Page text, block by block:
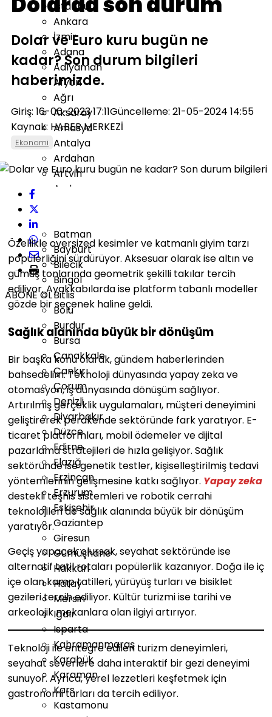
İstanbul
Ankara
İzmir
Adana
Adıyaman
Afyon
Ağrı
Aksaray
Amasya
Antalya
Ardahan
Artvin
Aydın
Batman
Bayburt
Bilecik
Bingöl
Bitlis
Bolu
Burdur
Bursa
Çanakkale
Çankırı
Çorum
Denizli
Diyarbakır
Düzce
Edirne
Elazığ
Erzincan
Erzurum
Eskişehir
Gaziantep
Giresun
Gümüşhane
Hakkari
Hatay
Mersin
Iğdır
Isparta
Kahramanmaraş
Karabük
Karaman
Kars
Kastamonu
Dolar ve Euro kuru bugün ne
kadar? Son durum bilgileri
haberimizde.
Giriş: 16-06-2023 17:11Güncelleme: 21-05-2024 14:55
Kaynak: HABER MERKEZİ
Ekonomi
ABONE OL
Özellikle oversized kesimler ve katmanlı giyim tarzı
popülerliğini sürdürüyor. Aksesuar olarak ise altın ve
gümüş tonlarında geometrik şekilli takılar tercih
ediliyor. Ayakkabılarda ise platform tabanlı modeller
gözde bir seçenek haline geldi.
Sağlık alanında büyük bir dönüşüm
Bir başka konu olarak, gündem haberlerinden
bahsedelim: Teknoloji dünyasında yapay zeka ve
otomasyon, iş dünyasında dönüşüm sağlıyor.
Artırılmış gerçeklik uygulamaları, müşteri deneyimini
geliştirerek perakende sektöründe fark yaratıyor. E-
ticaret platformları, mobil ödemeler ve dijital
pazarlama stratejileri de hızla gelişiyor. Sağlık
sektöründe ise genetik testler, kişiselleştirilmiş tedavi
yöntemlerinin gelişmesine katkı sağlıyor. Yapay zeka
destekli teşhis sistemleri ve robotik cerrahi
teknolojileri de sağlık alanında büyük bir dönüşüm
yaratıyor.
Geçiş yapacak olursak, seyahat sektöründe ise
alternatif tatil rotaları popülerlik kazanıyor. Doğa ile iç
içe olan kamp tatilleri, yürüyüş turları ve bisiklet
gezileri tercih ediliyor. Kültür turizmi ise tarihi ve
arkeolojik mekanlara olan ilgiyi artırıyor.
Teknoloji ile entegre edilen turizm deneyimleri,
seyahat severlere daha interaktif bir gezi deneyimi
sunuyor. Ayrıca, yerel lezzetleri keşfetmek için
gastronomi turları da tercih ediliyor.